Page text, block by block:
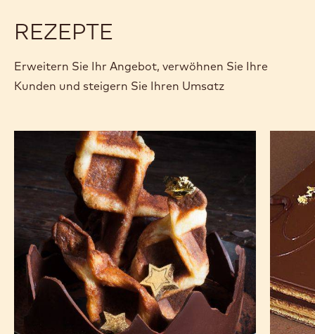
REZEPTE
Erweitern Sie Ihr Angebot, verwöhnen Sie Ihre
Kunden und steigern Sie Ihren Umsatz